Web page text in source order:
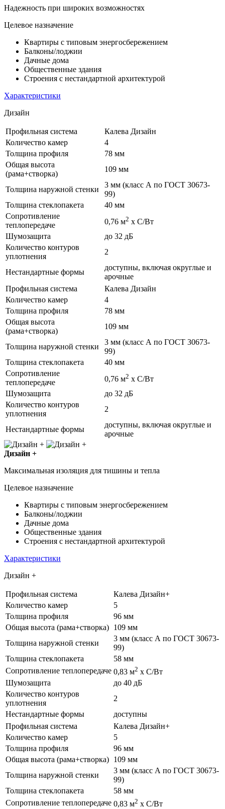
Надежность при широких возможностях
Целевое назначение
Квартиры с типовым энергосбережением
Балконы/лоджии
Дачные дома
Общественные здания
Строения с нестандартной архитектурой
Характеристики
Дизайн
Профильная система
Калева Дизайн
Количество камер
4
Толщина профиля
78 мм
Общая высота
(рама+створка)
109 мм
Толщина наружной стенки
3 мм (класс А по ГОСТ 30673-
99)
Толщина стеклопакета
40 мм
Сопротивление
теплопередаче
0,76 м2 х С/Вт
Шумозащита
до 32 дБ
Количество контуров
уплотнения
2
Нестандартные формы
доступны, включая округлые и
арочные
Профильная система
Калева Дизайн
Количество камер
4
Толщина профиля
78 мм
Общая высота
(рама+створка)
109 мм
Толщина наружной стенки
3 мм (класс А по ГОСТ 30673-
99)
Толщина стеклопакета
40 мм
Сопротивление
теплопередаче
0,76 м2 х С/Вт
Шумозащита
до 32 дБ
Количество контуров
уплотнения
2
Нестандартные формы
доступны, включая округлые и
арочные
Дизайн +
Максимальная изоляция для тишины и тепла
Целевое назначение
Квартиры с типовым энергосбережением
Балконы/лоджии
Дачные дома
Общественные здания
Строения с нестандартной архитектурой
Характеристики
Дизайн +
Профильная система
Калева Дизайн+
Количество камер
5
Толщина профиля
96 мм
Общая высота (рама+створка) 109 мм
Толщина наружной стенки
3 мм (класс А по ГОСТ 30673-
99)
Толщина стеклопакета
58 мм
Сопротивление теплопередаче 0,83 м2 х С/Вт
Шумозащита
до 40 дБ
Количество контуров
уплотнения
2
Нестандартные формы
доступны
Профильная система
Калева Дизайн+
Количество камер
5
Толщина профиля
96 мм
Общая высота (рама+створка) 109 мм
Толщина наружной стенки
3 мм (класс А по ГОСТ 30673-
99)
Толщина стеклопакета
58 мм
Сопротивление теплопередаче 0,83 м2 х С/Вт